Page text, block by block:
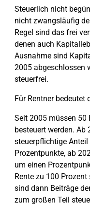
Steuerlich nicht
nicht zwangsläufig
Regel sind das frei
denen auch
Ausnahme sind
2005 abgeschlossen
steuerfrei.
Für Rentner bedeutet
Seit 2005 müssen 50
besteuert werden.
steuerpflichtige
Prozentpunkte, ab
um einen
Rente zu 100
sind dann Beiträge
zum großen Teil